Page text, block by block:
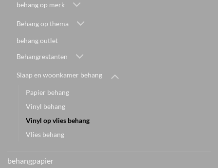
behang op merk
Behang op thema
behang outlet
Behangrestanten
Slaap en woonkamer behang
Papier behang
Vinyl behang
Vinyl op vlies behang
Vlies behang
behangpapier